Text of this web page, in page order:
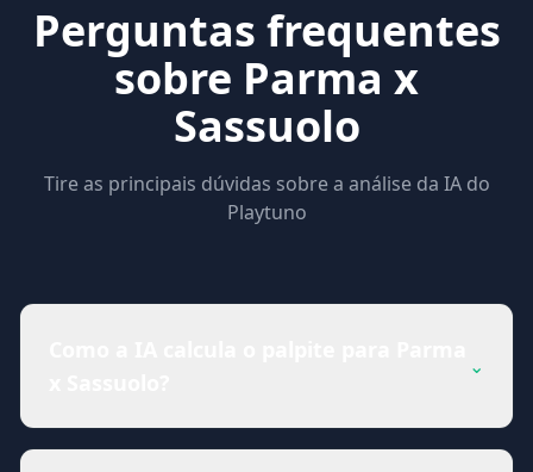
Perguntas frequentes
sobre Parma x
Sassuolo
Tire as principais dúvidas sobre a análise da IA do
Playtuno
⌄